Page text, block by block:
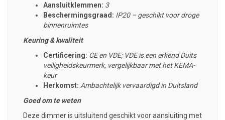
Aansluitklemmen: 3
Beschermingsgraad: IP20 – geschikt voor droge
binnenruimtes
Keuring & kwaliteit
Certificering: CE en VDE; VDE is een erkend Duits
veiligheidskeurmerk, vergelijkbaar met het KEMA-
keur
Herkomst: Ambachtelijk vervaardigd in Duitsland
Goed om te weten
Deze dimmer is uitsluitend geschikt voor aansluiting met